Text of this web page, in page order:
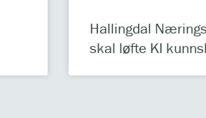
Hallingdal
skal løfte KI